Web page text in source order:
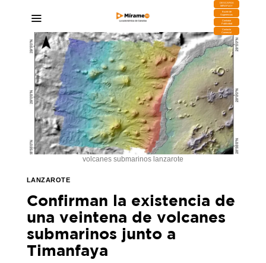
DESCARGA
MIRAPLAY
Buzón de
Sugerencias
Contratar
Publicidad
Contacto
Comercial
volcanes submarinos lanzarote
LANZAROTE
Confirman la existencia de
una veintena de volcanes
submarinos junto a
Timanfaya